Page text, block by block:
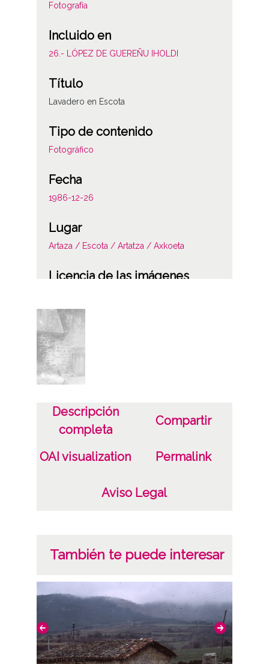
Fotografía
Incluido en
26.- LÓPEZ DE GUEREÑU IHOLDI
Título
Lavadero en Escota
Tipo de contenido
Fotográfico
Fecha
1986-12-26
Lugar
Artaza / Escota / Artatza / Axkoeta
Licencia de las imágenes
Descripción
completa
Compartir
OAI visualization Permalink
Aviso Legal
También te puede interesar